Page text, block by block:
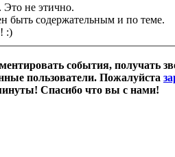
Это не этично.
быть содержательным и по теме.
:)
события, получать
пользователи. Пожалуйста
Спасибо что вы с нами!